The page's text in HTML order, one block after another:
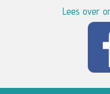
Lees over